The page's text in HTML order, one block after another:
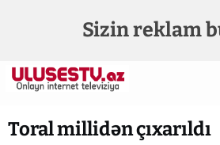
Sizin reklam
Toral millidən çıxarıldı